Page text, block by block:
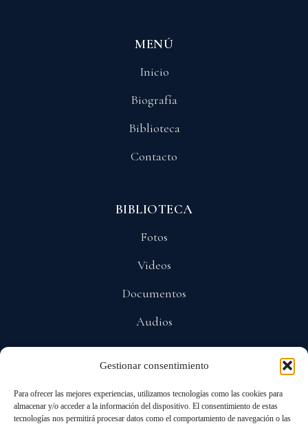
Gestionar consentimiento
Para ofrecer las mejores experiencias, utilizamos tecnologías como las cookies para
almacenar y/o acceder a la información del dispositivo. El consentimiento de estas
tecnologías nos permitirá procesar datos como el comportamiento de navegación o las
MENÚ
Inicio
Biografía
Biblioteca
Contacto
BIBLIOTECA
Fotos
Videos
Documentos
Audios
Privacidad